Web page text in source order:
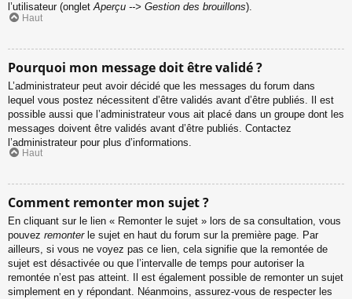
l’utilisateur (ongletAperçu --> Gestion des brouillons).
Haut
Pourquoi mon message doit être validé ?
L’administrateur peut avoir décidé que les messages du forum dans
lequel vous postez nécessitent d’être validés avant d’être publiés. Il est
possible aussi que l’administrateur vous ait placé dans un groupe dont les
messages doivent être validés avant d’être publiés. Contactez
l’administrateur pour plus d’informations.
Haut
Comment remonter mon sujet ?
En cliquant sur le lien « Remonter le sujet » lors de sa consultation, vous
pouvez remonterle sujet en haut du forum sur la première page. Par
ailleurs, si vous ne voyez pas ce lien, cela signifie que la remontée de
sujet est désactivée ou que l’intervalle de temps pour autoriser la
remontée n’est pas atteint. Il est également possible de remonter un sujet
simplement en y répondant. Néanmoins, assurez-vous de respecter les